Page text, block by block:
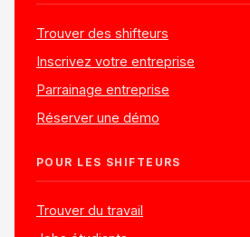
Trouver des shifteurs
Inscrivez votre entreprise
Parrainage entreprise
Réserver une démo
POUR LES SHIFTEURS
Trouver du travail